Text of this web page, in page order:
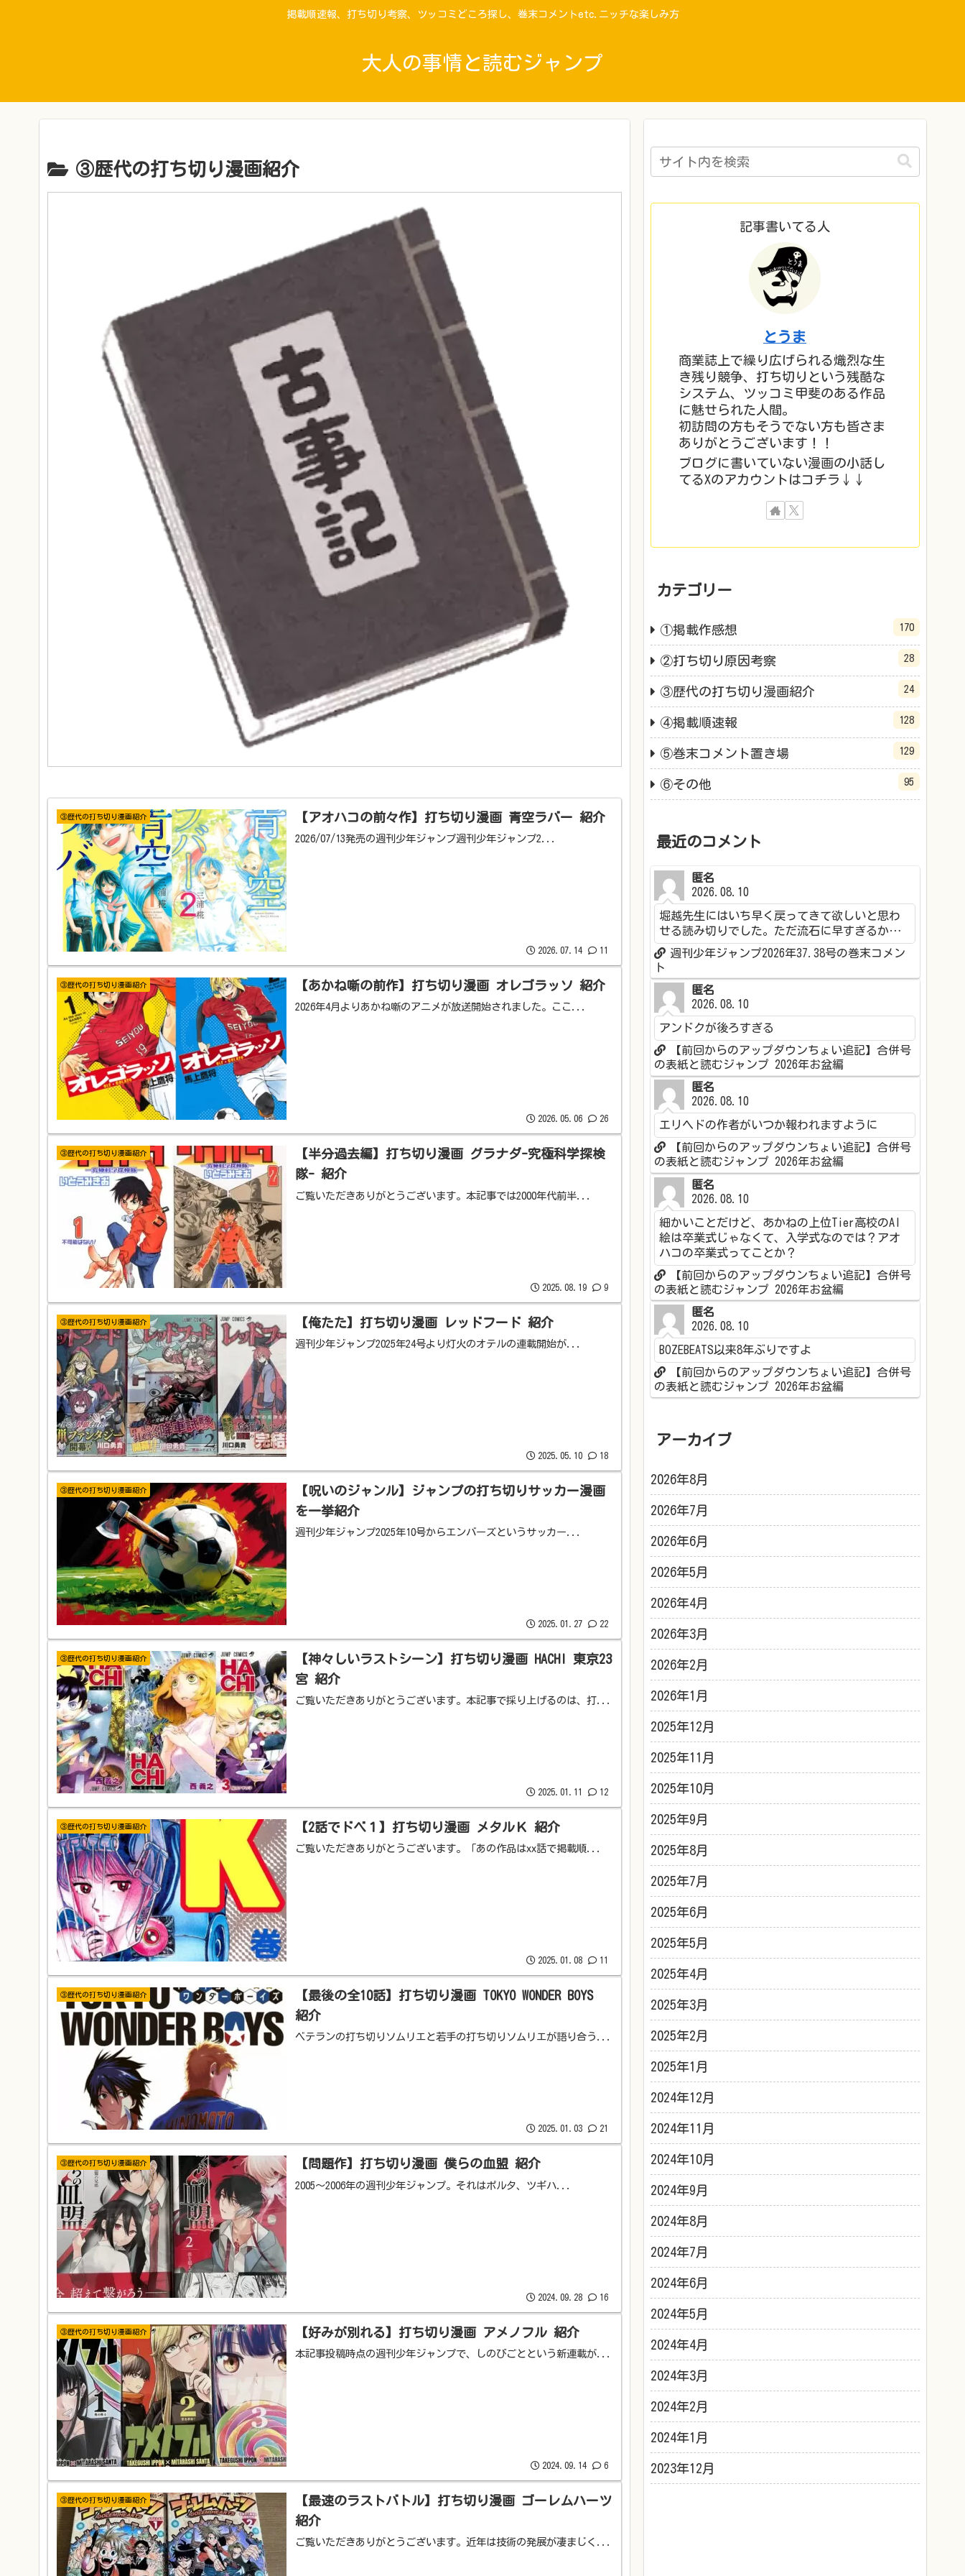
掲載順速報、打ち切り考察、ツッコミどころ探し、巻末コメントetc.ニッチな楽しみ方
大人の事情と読むジャンプ
③歴代の打ち切り漫画紹介
③歴代の打ち切り漫画紹介 【アオハコの前々作】打ち切り漫画 青空ラバー 紹介
2026/07/13発売の週刊少年ジャンプ週刊少年ジャンプ2...
2026.07.14 11
③歴代の打ち切り漫画紹介 【あかね噺の前作】打ち切り漫画 オレゴラッソ 紹介
2026年4月よりあかね噺のアニメが放送開始されました。ここ...
2026.05.06 26
③歴代の打ち切り漫画紹介
【半分過去編】打ち切り漫画 グラナダ-究極科学探検
隊- 紹介
ご覧いただきありがとうございます。本記事では2000年代前半...
2025.08.19 9
③歴代の打ち切り漫画紹介 【俺たた】打ち切り漫画 レッドフード 紹介
週刊少年ジャンプ2025年24号より灯火のオテルの連載開始が...
2025.05.10 18
③歴代の打ち切り漫画紹介
【呪いのジャンル】ジャンプの打ち切りサッカー漫画
を一挙紹介
週刊少年ジャンプ2025年10号からエンバーズというサッカー...
2025.01.27 22
③歴代の打ち切り漫画紹介
【神々しいラストシーン】打ち切り漫画 HACHI 東京23
宮 紹介
ご覧いただきありがとうございます。本記事で採り上げるのは、打...
2025.01.11 12
③歴代の打ち切り漫画紹介 【2話でドベ１】打ち切り漫画 メタルＫ 紹介
ご覧いただきありがとうございます。「あの作品はxx話で掲載順...
2025.01.08 11
③歴代の打ち切り漫画紹介
【最後の全10話】打ち切り漫画 TOKYO WONDER BOYS
紹介
ベテランの打ち切りソムリエと若手の打ち切りソムリエが語り合う...
2025.01.03 21
③歴代の打ち切り漫画紹介 【問題作】打ち切り漫画 僕らの血盟 紹介
2005〜2006年の週刊少年ジャンプ。それはポルタ、ツギハ...
2024.09.28 16
③歴代の打ち切り漫画紹介 【好みが別れる】打ち切り漫画 アメノフル 紹介
本記事投稿時点の週刊少年ジャンプで、しのびごとという新連載が...
2024.09.14 6
③歴代の打ち切り漫画紹介
【最速のラストバトル】打ち切り漫画 ゴーレムハーツ
紹介
ご覧いただきありがとうございます。近年は技術の発展が凄まじく...
記事書いてる人
とうま
商業誌上で繰り広げられる熾烈な生
き残り競争、打ち切りという残酷な
システム、ツッコミ甲斐のある作品
に魅せられた人間。
初訪問の方もそうでない方も皆さま
ありがとうございます！！
ブログに書いていない漫画の小話し
てるXのアカウントはコチラ↓↓
カテゴリー
①掲載作感想 170
②打ち切り原因考察 28
③歴代の打ち切り漫画紹介 24
④掲載順速報 128
⑤巻末コメント置き場 129
⑥その他 95
最近のコメント
匿名
2026.08.10
堀越先生にはいち早く戻ってきて欲しいと思わ
せる読み切りでした。ただ流石に早すぎるか…
週刊少年ジャンプ2026年37.38号の巻末コメン
ト
匿名
2026.08.10
アンドクが後ろすぎる
【前回からのアップダウンちょい追記】合併号
の表紙と読むジャンプ 2026年お盆編
匿名
2026.08.10
エリヘドの作者がいつか報われますように
【前回からのアップダウンちょい追記】合併号
の表紙と読むジャンプ 2026年お盆編
匿名
2026.08.10
細かいことだけど、あかねの上位Tier高校のAI
絵は卒業式じゃなくて、入学式なのでは？アオ
ハコの卒業式ってことか？
【前回からのアップダウンちょい追記】合併号
の表紙と読むジャンプ 2026年お盆編
匿名
2026.08.10
BOZEBEATS以来8年ぶりですよ
【前回からのアップダウンちょい追記】合併号
の表紙と読むジャンプ 2026年お盆編
アーカイブ
2026年8月
2026年7月
2026年6月
2026年5月
2026年4月
2026年3月
2026年2月
2026年1月
2025年12月
2025年11月
2025年10月
2025年9月
2025年8月
2025年7月
2025年6月
2025年5月
2025年4月
2025年3月
2025年2月
2025年1月
2024年12月
2024年11月
2024年10月
2024年9月
2024年8月
2024年7月
2024年6月
2024年5月
2024年4月
2024年3月
2024年2月
2024年1月
2023年12月